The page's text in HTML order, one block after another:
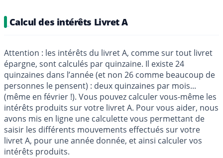
Calcul des intérêts Livret A
Attention : les intérêts du livret A, comme sur tout livret
épargne, sont calculés par quinzaine. Il existe 24
quinzaines dans l’année (et non 26 comme beaucoup de
personnes le pensent) : deux quinzaines par mois...
(même en février !). Vous pouvez calculer vous-même les
intérêts produits sur votre livret A. Pour vous aider, nous
avons mis en ligne une calculette vous permettant de
saisir les différents mouvements effectués sur votre
livret A, pour une année donnée, et ainsi calculer vos
intérêts produits.